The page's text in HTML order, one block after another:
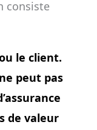
consiste
le client.
peut pas
de valeur